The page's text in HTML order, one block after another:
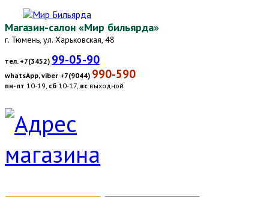
Магазин-салон «Мир бильярда»
г. Тюмень, ул. Харьковская, 48
тел. +7(3452) 99-05-90
whatsApp, viber +7(9044) 990-590
пн-пт 10-19, сб 10-17, вс выходной